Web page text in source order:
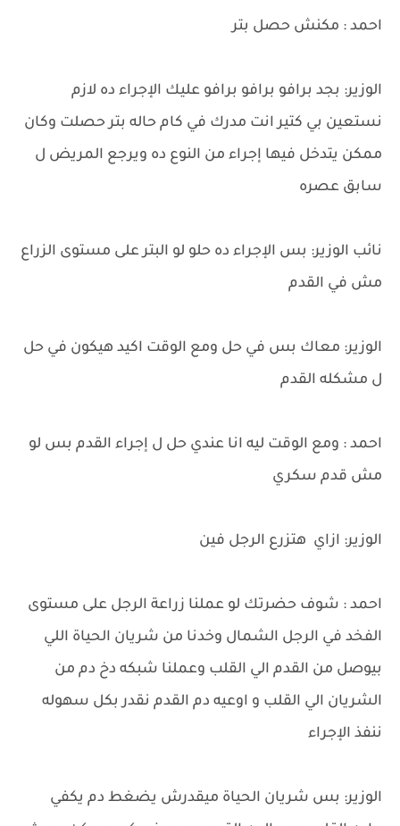
احمد : مكنش حصل بتر
الوزير: بجد برافو برافو برافو عليك الإجراء ده لازم
نستعين بي كتير انت مدرك في كام حاله بتر حصلت وكان
ممكن يتدخل فيها إجراء من النوع ده ويرجع المريض ل
سابق عصره
نائب الوزير: بس الإجراء ده حلو لو البتر على مستوى الزراع
مش في القدم
الوزير: معاك بس في حل ومع الوقت اكيد هيكون في حل
ل مشكله القدم
احمد : ومع الوقت ليه انا عندي حل ل إجراء القدم بس لو
مش قدم سكري
الوزير: ازاي هتزرع الرجل فين
احمد : شوف حضرتك لو عملنا زراعة الرجل على مستوى
الفخد في الرجل الشمال وخدنا من شريان الحياة اللي
بيوصل من القدم الي القلب وعملنا شبكه دخ دم من
الشريان الي القلب و اوعيه دم القدم نقدر بكل سهوله
ننفذ الإجراء
الوزير: بس شريان الحياة ميقدرش يضغط دم يكفي